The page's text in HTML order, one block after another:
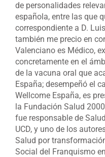
de personalidades
española, entre las que
correspondiente a D.
también me precio en
Valenciano es Médico,
concretamente en el
de la vacuna oral que
España; desempeñó el
Wellcome España, es
la Fundación Salud
fue responsable de
UCD, y uno de los
Salud por
Social del Franquismo